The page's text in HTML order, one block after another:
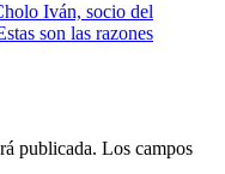
Iván, socio del
son las razones
publicada. Los campos